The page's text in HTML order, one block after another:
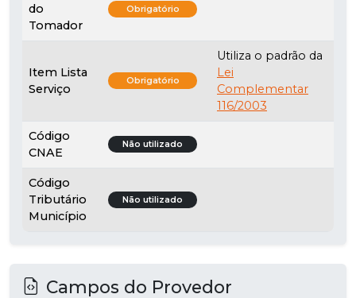
do
Tomador
Obrigatório
Item Lista
Serviço
Obrigatório
Utiliza o padrão da
Lei
Complementar
116/2003
Código
CNAE
Não utilizado
Código
Tributário
Município
Não utilizado
Campos do Provedor